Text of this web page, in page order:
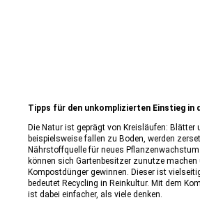
Tipps für den unkomplizierten Einstieg in
Die Natur ist geprägt von Kreisläufen: Blätter
beispielsweise fallen zu Boden, werden
Nährstoffquelle für neues
können sich Gartenbesitzer zunutze machen
Kompostdünger gewinnen. Dieser ist
bedeutet Recycling in Reinkultur. Mit dem
ist dabei einfacher, als viele denken.